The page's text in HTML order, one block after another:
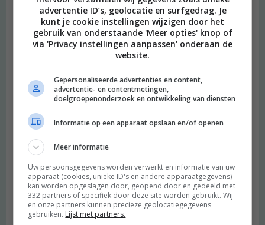
advertentie ID’s, geolocatie en surfgedrag. Je
kunt je cookie instellingen wijzigen door het
gebruik van onderstaande 'Meer opties' knop of
via 'Privacy instellingen aanpassen' onderaan de
website.
Gepersonaliseerde advertenties en content,
advertentie- en contentmetingen,
doelgroepenonderzoek en ontwikkeling van diensten
Informatie op een apparaat opslaan en/of openen
Meer informatie
Uw persoonsgegevens worden verwerkt en informatie van uw
apparaat (cookies, unieke ID's en andere apparaatgegevens)
kan worden opgeslagen door, geopend door en gedeeld met
332 partners of specifiek door deze site worden gebruikt. Wij
en onze partners kunnen precieze geolocatiegegevens
gebruiken. Lijst met partners.